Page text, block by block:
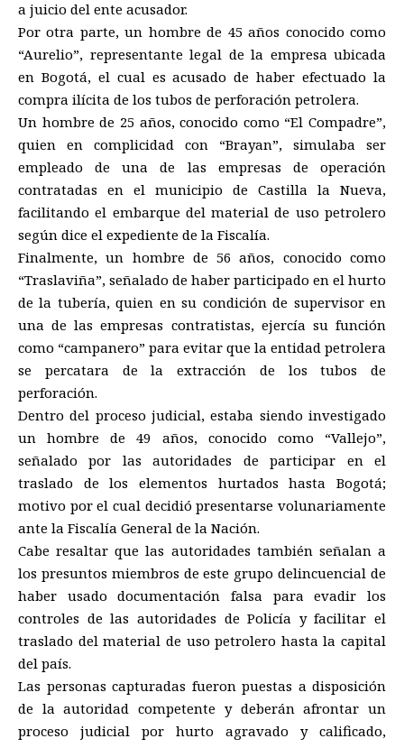
a juicio del ente acusador.
Por otra parte, un hombre de 45 años conocido como
“Aurelio”, representante legal de la empresa ubicada
en Bogotá, el cual es acusado de haber efectuado la
compra ilícita de los tubos de perforación petrolera.
Un hombre de 25 años, conocido como “El Compadre”,
quien en complicidad con “Brayan”, simulaba ser
empleado de una de las empresas de operación
contratadas en el municipio de Castilla la Nueva,
facilitando el embarque del material de uso petrolero
según dice el expediente de la Fiscalía.
Finalmente, un hombre de 56 años, conocido como
“Traslaviña”, señalado de haber participado en el hurto
de la tubería, quien en su condición de supervisor en
una de las empresas contratistas, ejercía su función
como “campanero” para evitar que la entidad petrolera
se percatara de la extracción de los tubos de
perforación.
Dentro del proceso judicial, estaba siendo investigado
un hombre de 49 años, conocido como “Vallejo”,
señalado por las autoridades de participar en el
traslado de los elementos hurtados hasta Bogotá;
motivo por el cual decidió presentarse volunariamente
ante la Fiscalía General de la Nación.
Cabe resaltar que las autoridades también señalan a
los presuntos miembros de este grupo delincuencial de
haber usado documentación falsa para evadir los
controles de las autoridades de Policía y facilitar el
traslado del material de uso petrolero hasta la capital
del país.
Las personas capturadas fueron puestas a disposición
de la autoridad competente y deberán afrontar un
proceso judicial por hurto agravado y calificado,